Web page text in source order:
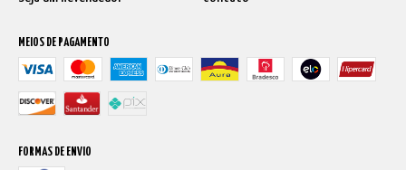
MEIOS DE PAGAMENTO
FORMAS DE ENVIO